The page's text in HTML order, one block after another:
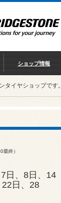
ショップ情報
タイヤショップです。
終）
日、8日、14
22日、28